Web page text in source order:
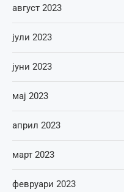
август 2023
јули 2023
јуни 2023
мај 2023
април 2023
март 2023
февруари 2023